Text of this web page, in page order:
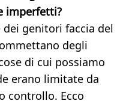
imperfetti?
genitori faccia del
degli
di cui possiamo
erano limitate da
controllo. Ecco